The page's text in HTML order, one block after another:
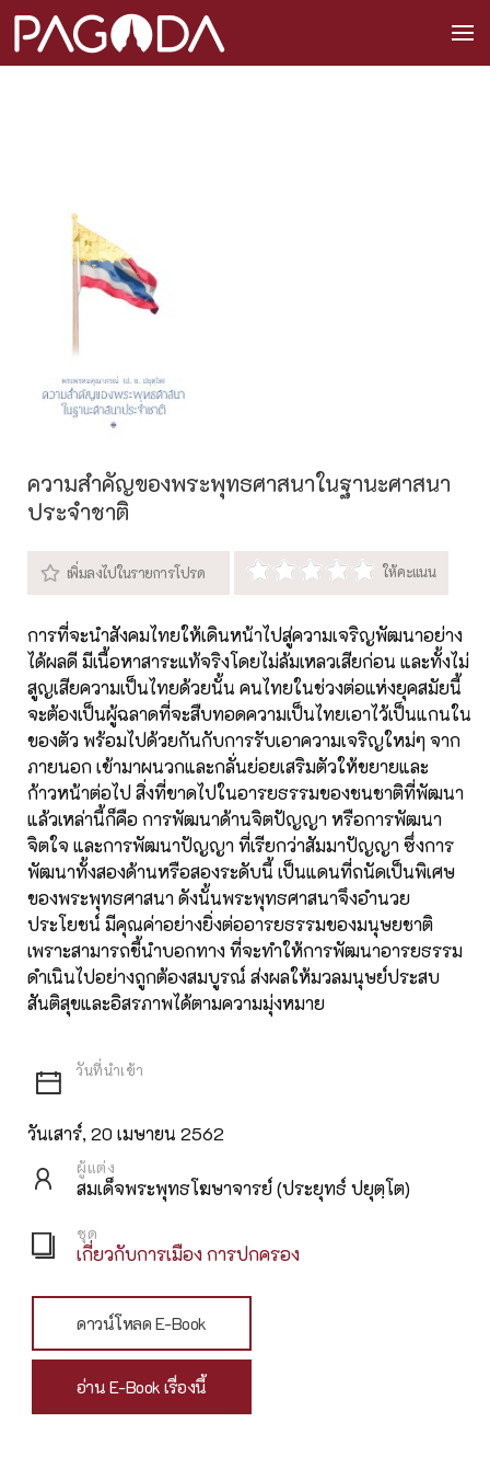
ความสำคัญของพระพุทธศาสนาในฐานะศาสนา
ประจำชาติ
การที่จะนำสังคมไทยให้เดินหน้าไปสู่ความเจริญพัฒนาอย่าง
ได้ผลดี มีเนื้อหาสาระแท้จริงโดยไม่ล้มเหลวเสียก่อน และทั้งไม่
สูญเสียความเป็นไทยด้วยนั้น คนไทยในช่วงต่อแห่งยุคสมัยนี้
จะต้องเป็นผู้ฉลาดที่จะสืบทอดความเป็นไทยเอาไว้เป็นแกนใน
ของตัว พร้อมไปด้วยกันกับการรับเอาความเจริญใหม่ๆ จาก
ภายนอก เข้ามาผนวกและกลั่นย่อยเสริมตัวให้ขยายและ
ก้าวหน้าต่อไป สิ่งที่ขาดไปในอารยธรรมของชนชาติที่พัฒนา
แล้วเหล่านี้ก็คือ การพัฒนาด้านจิตปัญญา หรือการพัฒนา
จิตใจ และการพัฒนาปัญญา ที่เรียกว่าสัมมาปัญญา ซึ่งการ
พัฒนาทั้งสองด้านหรือสองระดับนี้ เป็นแดนที่ถนัดเป็นพิเศษ
ของพระพุทธศาสนา ดังนั้นพระพุทธศาสนาจึงอำนวย
ประโยชน์ มีคุณค่าอย่างยิ่งต่ออารยธรรมของมนุษยชาติ
เพราะสามารถชี้นำบอกทาง ที่จะทำให้การพัฒนาอารยธรรม
ดำเนินไปอย่างถูกต้องสมบูรณ์ ส่งผลให้มวลมนุษย์ประสบ
สันติสุขและอิสรภาพได้ตามความมุ่งหมาย
วันเสาร์, 20 เมษายน 2562
ผู้แต่ง
สมเด็จพระพุทธโฆษาจารย์ (ประยุทธ์ ปยุตฺโต)
ชุด
เกี่ยวกับการเมือง การปกครอง
ดาวน์โหลด E-Book
อ่าน E-Book เรื่องนี้